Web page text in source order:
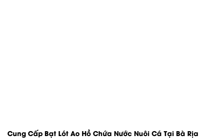
Cung Cấp Bạt Lót Ao Hồ Chứa Nước Nuôi Cá Tại Bà Rịa